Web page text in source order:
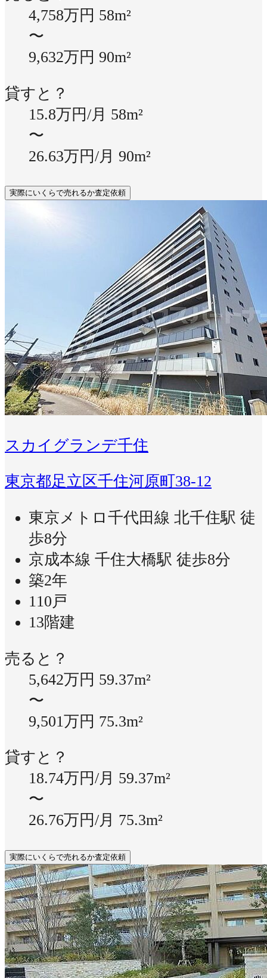
4,758万円 58m²
〜
9,632万円 90m²
貸すと？
15.8万円/月 58m²
〜
26.63万円/月 90m²
実際にいくらで売れるか査定依頼
スカイグランデ千住
東京都足立区千住河原町38-12
東京メトロ千代田線 北千住駅 徒
歩8分
京成本線 千住大橋駅 徒歩8分
築2年
110戸
13階建
売ると？
5,642万円 59.37m²
〜
9,501万円 75.3m²
貸すと？
18.74万円/月 59.37m²
〜
26.76万円/月 75.3m²
実際にいくらで売れるか査定依頼